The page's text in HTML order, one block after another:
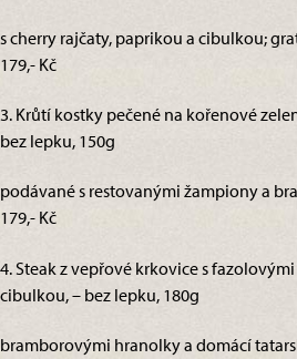
s cherry rajčaty, paprikou a cibulkou;
179,- Kč
3. Krůtí kostky pečené na kořenové
bez lepku, 150g
podávané s restovanými žampiony a
179,- Kč
4. Steak z vepřové krkovice s
cibulkou, – bez lepku, 180g
bramborovými hranolky a domácí